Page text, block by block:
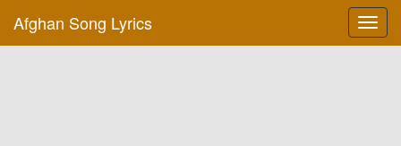
Afghan Song Lyrics